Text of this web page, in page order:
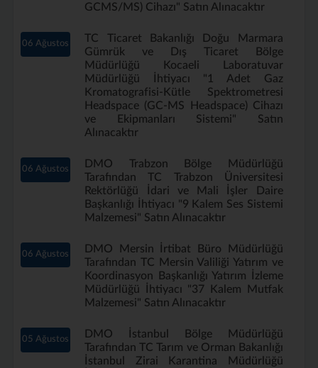
GCMS/MS) Cihazı" Satın Alınacaktır
06 Ağustos
TC Ticaret Bakanlığı Doğu Marmara
Gümrük ve Dış Ticaret Bölge
Müdürlüğü Kocaeli Laboratuvar
Müdürlüğü İhtiyacı "1 Adet Gaz
Kromatografisi-Kütle Spektrometresi
Headspace (GC-MS Headspace) Cihazı
ve Ekipmanları Sistemi" Satın
Alınacaktır
06 Ağustos
DMO Trabzon Bölge Müdürlüğü
Tarafından TC Trabzon Üniversitesi
Rektörlüğü İdari ve Mali İşler Daire
Başkanlığı İhtiyacı "9 Kalem Ses Sistemi
Malzemesi" Satın Alınacaktır
06 Ağustos
DMO Mersin İrtibat Büro Müdürlüğü
Tarafından TC Mersin Valiliği Yatırım ve
Koordinasyon Başkanlığı Yatırım İzleme
Müdürlüğü İhtiyacı "37 Kalem Mutfak
Malzemesi" Satın Alınacaktır
05 Ağustos
DMO İstanbul Bölge Müdürlüğü
Tarafından TC Tarım ve Orman Bakanlığı
İstanbul Zirai Karantina Müdürlüğü